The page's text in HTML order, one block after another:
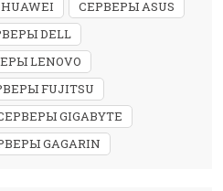
СЕРВЕРЫ ASUS
DELL
LENOVO
FUJITSU
GIGABYTE
GAGARIN